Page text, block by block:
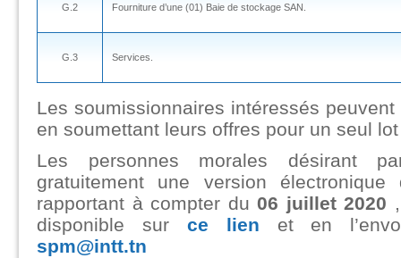
G.2 Fourniture d’une (01) Baie de stockage SAN.
G.3 Services.
Les soumissionnaires intéressés
en soumettant leurs offres pour un seul
Les personnes morales désirant
gratuitement une version
rapportant à compter du06 juillet 2020
disponible surce lien et en
spm@intt.tn